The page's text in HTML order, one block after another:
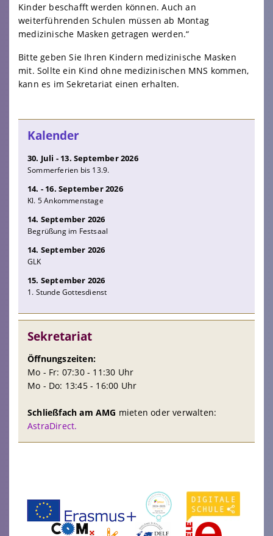
Kinder beschafft werden können. Auch an
weiterführenden Schulen müssen ab Montag
medizinische Masken getragen werden.“
Bitte geben Sie Ihren Kindern medizinische Masken
mit. Sollte ein Kind ohne medizinischen MNS kommen,
kann es im Sekretariat einen erhalten.
Kalender
30. Juli - 13. September 2026
Sommerferien bis 13.9.
14. - 16. September 2026
Kl. 5 Ankommenstage
14. September 2026
Begrüßung im Festsaal
14. September 2026
GLK
15. September 2026
1. Stunde Gottesdienst
Sekretariat
Öffnungszeiten:
Mo - Fr: 07:30 - 11:30 Uhr
Mo - Do: 13:45 - 16:00 Uhr
Schließfach am AMG mieten oder verwalten:
AstraDirect.